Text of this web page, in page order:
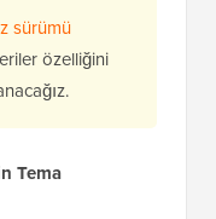
sürümü
özelliğini
Tema